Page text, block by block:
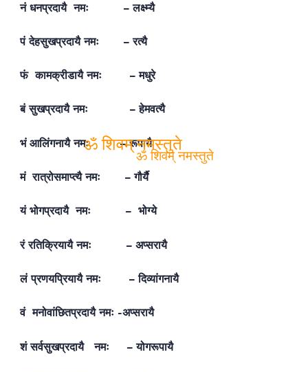
नं धनप्रदायै नमः – लक्ष्म्यै
पं देहसुखप्रदायै नमः – रत्यै
फं कामक्रीडायै नमः – मधुरे
बं सुखप्रदायै नमः – हेमवत्यै
भं आलिंगनायै नमः – रूपायै
मं रात्रोसमाप्त्यै नमः – गौर्यै
यं भोगप्रदायै नमः – भोग्ये
रं रतिक्रियायै नमः – अप्सरायै
लं प्रणयप्रियायै नमः – दिव्यांगनायै
वं मनोवांछितप्रदायै नमः -अप्सरायै
शं सर्वसुखप्रदायै नमः – योगरूपायै